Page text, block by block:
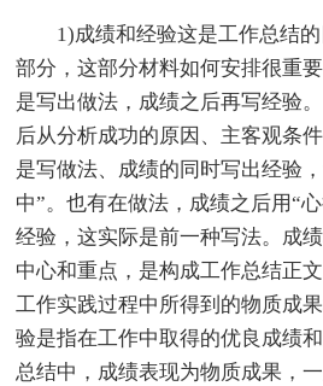
1)成绩和经验这是工作总结
部分，这部分材料如何安排很重
是写出做法，成绩之后再写经验
后从分析成功的原因、主客观条
是写做法、成绩的同时写出经验
中”。也有在做法，成绩之后用“
经验，这实际是前一种写法。成
中心和重点，是构成工作总结正
工作实践过程中所得到的物质成
验是指在工作中取得的优良成绩
总结中，成绩表现为物质成果，